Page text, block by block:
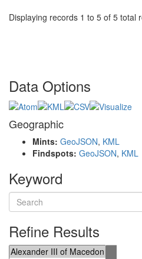
Displaying records 1 to 5 of 5 total
Data Options
Geographic
Mints: GeoJSON, KML
Findspots: GeoJSON, KML
Keyword
Refine Results